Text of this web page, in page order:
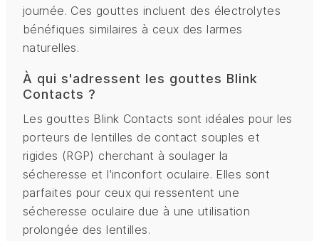
journée. Ces gouttes incluent des électrolytes
bénéfiques similaires à ceux des larmes
naturelles.
À qui s'adressent les gouttes Blink
Contacts ?
Les gouttes Blink Contacts sont idéales pour les
porteurs de lentilles de contact souples et
rigides (RGP) cherchant à soulager la
sécheresse et l'inconfort oculaire. Elles sont
parfaites pour ceux qui ressentent une
sécheresse oculaire due à une utilisation
prolongée des lentilles.